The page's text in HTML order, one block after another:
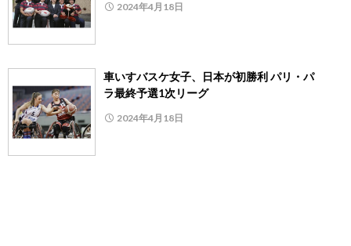
2024年4月18日
車いすバスケ女子、日本が初勝利 パリ・パ
ラ最終予選1次リーグ
2024年4月18日